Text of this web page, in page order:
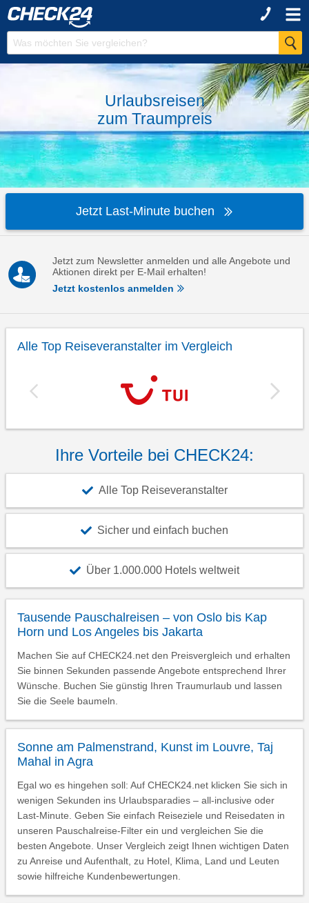
Urlaubsreisen
zum Traumpreis
Jetzt Last-Minute buchen
Jetzt zum Newsletter anmelden und alle Angebote und
Aktionen direkt per E-Mail erhalten!
Jetzt kostenlos anmelden
Alle Top Reiseveranstalter im Vergleich
Ihre Vorteile bei CHECK24:
Alle Top Reiseveranstalter
Sicher und einfach buchen
Über 1.000.000 Hotels weltweit
Tausende Pauschalreisen – von Oslo bis Kap
Horn und Los Angeles bis Jakarta
Machen Sie auf CHECK24.net den Preisvergleich und erhalten
Sie binnen Sekunden passende Angebote entsprechend Ihrer
Wünsche. Buchen Sie günstig Ihren Traumurlaub und lassen
Sie die Seele baumeln.
Sonne am Palmenstrand, Kunst im Louvre, Taj
Mahal in Agra
Egal wo es hingehen soll: Auf CHECK24.net klicken Sie sich in
wenigen Sekunden ins Urlaubsparadies – all-inclusive oder
Last-Minute. Geben Sie einfach Reiseziele und Reisedaten in
unseren Pauschalreise-Filter ein und vergleichen Sie die
besten Angebote. Unser Vergleich zeigt Ihnen wichtigen Daten
zu Anreise und Aufenthalt, zu Hotel, Klima, Land und Leuten
sowie hilfreiche Kundenbewertungen.